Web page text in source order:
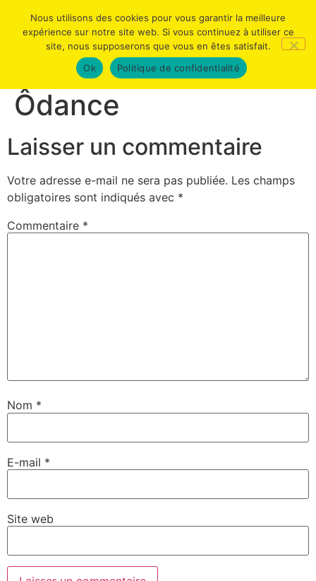
Ôdance
Laisser un commentaire
Votre adresse e-mail ne sera pas publiée. Les champs
obligatoires sont indiqués avec *
Commentaire *
Nom *
E-mail *
Site web
Nous utilisons des cookies pour vous garantir la meilleure
expérience sur notre site web. Si vous continuez à utiliser ce
site, nous supposerons que vous en êtes satisfait.
Ok
Politique de confidentialité